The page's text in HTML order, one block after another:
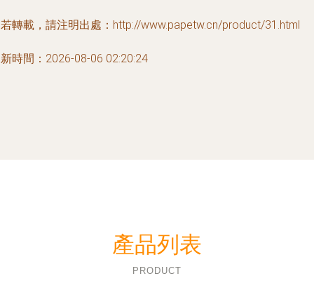
轉載，請注明出處：http://www.papetw.cn/product/31.html
時間：2026-08-06 02:20:24
產品列表
PRODUCT